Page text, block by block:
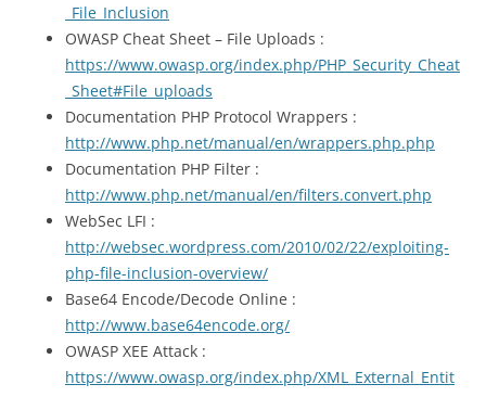
_File_Inclusion
OWASP Cheat Sheet – File Uploads :
https://www.owasp.org/index.php/PHP_Security_Cheat
_Sheet#File_uploads
Documentation PHP Protocol Wrappers :
http://www.php.net/manual/en/wrappers.php.php
Documentation PHP Filter :
http://www.php.net/manual/en/filters.convert.php
WebSec LFI :
http://websec.wordpress.com/2010/02/22/exploiting-
php-file-inclusion-overview/
Base64 Encode/Decode Online :
http://www.base64encode.org/
OWASP XEE Attack :
https://www.owasp.org/index.php/XML_External_Entit